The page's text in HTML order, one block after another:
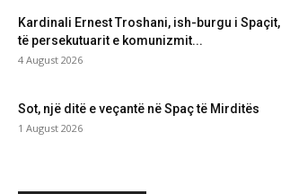
Kardinali Ernest Troshani, ish-burgu i Spaçit,
të persekutuarit e komunizmit...
4 August 2026
Sot, një ditë e veçantë në Spaç të Mirditës
1 August 2026